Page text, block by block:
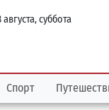
августа, суббота
Спорт